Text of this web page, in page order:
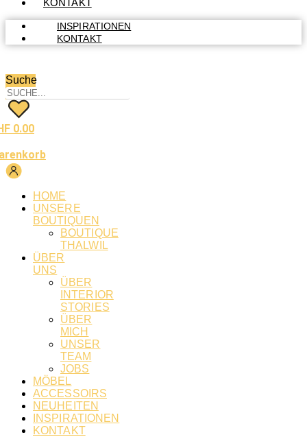
KONTAKT
INSPIRATIONEN
KONTAKT
Suche
0.00
HOME
UNSERE
BOUTIQUEN
BOUTIQUE
THALWIL
ÜBER
UNS
ÜBER
INTERIOR
STORIES
ÜBER
MICH
UNSER
TEAM
JOBS
MÖBEL
ACCESSOIRS
NEUHEITEN
INSPIRATIONEN
KONTAKT